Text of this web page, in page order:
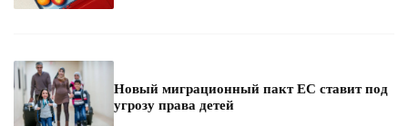
Новый миграционный пакт ЕС ставит под
угрозу права детей